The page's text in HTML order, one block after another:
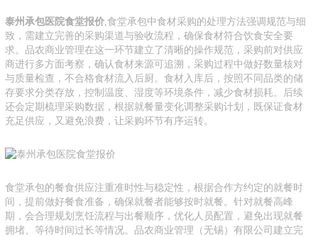
泰州承包医院食堂报价,食堂承包中食材采购的处理方法强调规范与细
致，需建立完善的采购渠道与验收流程，确保食材符合饮食安全要
求。品农商业管理在这一环节建立了清晰的操作规范，采购前对供应
商进行多方面考察，确认食材来源可追溯，采购过程中做好数量核对
与质量检查，不合格食材流入后厨。食材入库后，按照不同品类的储
存要求分类存放，控制温度、湿度等环境条件，减少食材损耗。后续
还会定期梳理采购数据，根据就餐量变化调整采购计划，既保证食材
充足供应，又避免浪费，让采购环节有序运转。
食堂承包的餐食供应注重准时性与稳定性，根据合作方约定的就餐时
间，提前做好餐食准备，确保就餐者能够按时就餐。针对就餐高峰
期，会合理规划烹饪流程与出餐顺序，优化人员配置，避免出现就餐
拥堵、等待时间过长等情况。品农商业管理（无锡）有限公司建立完